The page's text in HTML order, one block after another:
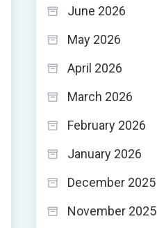
June 2026
May 2026
April 2026
March 2026
February 2026
January 2026
December 2025
November 2025